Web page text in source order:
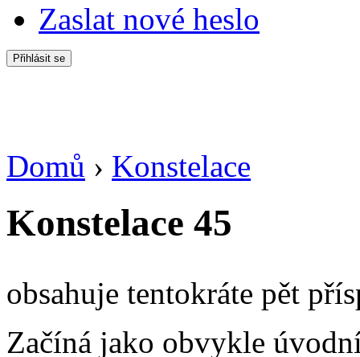
Zaslat nové heslo
Jste zde
Domů › Konstelace
Konstelace 45
obsahuje tentokráte pět
Začíná jako obvykle